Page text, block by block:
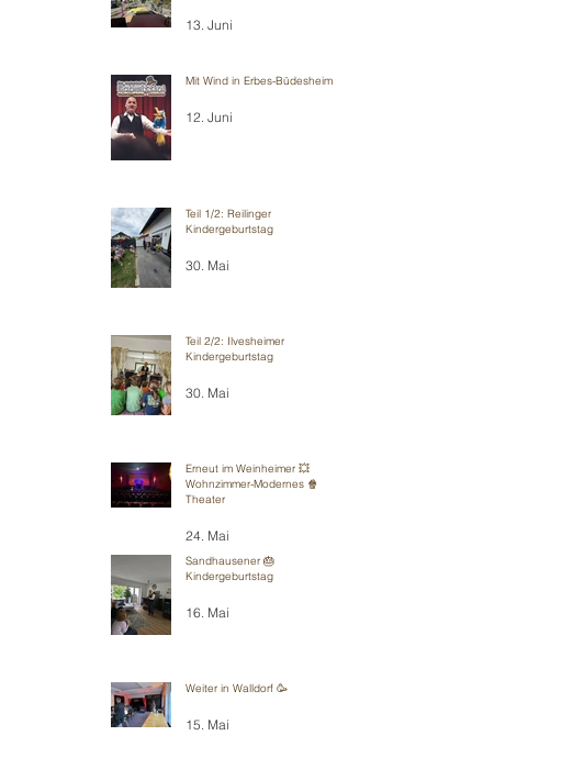
13. Juni
Mit Wind in Erbes-Büdesheim
12. Juni
Teil 1/2: Reilinger
Kindergeburtstag
30. Mai
Teil 2/2: Ilvesheimer
Kindergeburtstag
30. Mai
Erneut im Weinheimer 💥
Wohnzimmer-Modernes 🍿
Theater
24. Mai
Sandhausener 🎂
Kindergeburtstag
16. Mai
Weiter in Walldorf 🥳
15. Mai